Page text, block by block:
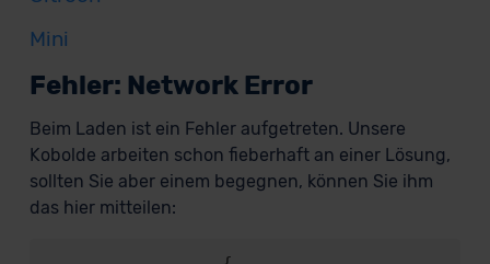
Mini
Fehler: Network Error
Beim Laden ist ein Fehler aufgetreten. Unsere
Kobolde arbeiten schon fieberhaft an einer Lösung,
sollten Sie aber einem begegnen, können Sie ihm
das hier mitteilen: